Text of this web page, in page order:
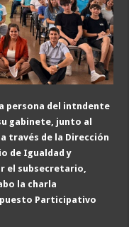
persona del intndente
gabinete, junto al
través de la Dirección
de Igualdad y
el subsecretario,
la charla
Participativo